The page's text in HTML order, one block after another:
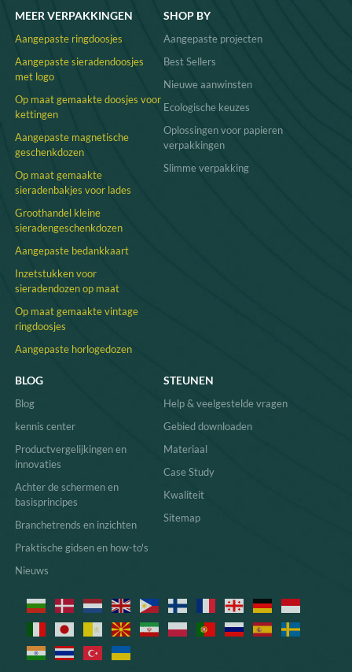
MEER VERPAKKINGEN
Aangepaste ringdoosjes
Aangepaste sieradendoosjes
met logo
Op maat gemaakte doosjes voor
kettingen
Aangepaste magnetische
geschenkdozen
Op maat gemaakte
sieradenbakjes voor lades
Groothandel kleine
sieradengeschenkdozen
Aangepaste bedankkaart
Inzetstukken voor
sieradendozen op maat
Op maat gemaakte vintage
ringdoosjes
Aangepaste horlogedozen
SHOP BY
Aangepaste projecten
Best Sellers
Nieuwe aanwinsten
Ecologische keuzes
Oplossingen voor papieren
verpakkingen
Slimme verpakking
BLOG
Blog
kennis center
Productvergelijkingen en
innovaties
Achter de schermen en
basisprincipes
Branchetrends en inzichten
Praktische gidsen en how-to's
Nieuws
STEUNEN
Help & veelgestelde vragen
Gebied downloaden
Materiaal
Case Study
Kwaliteit
Sitemap